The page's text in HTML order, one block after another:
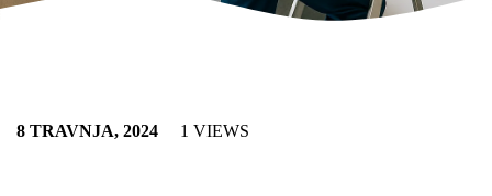
8 TRAVNJA, 2024 1 VIEWS